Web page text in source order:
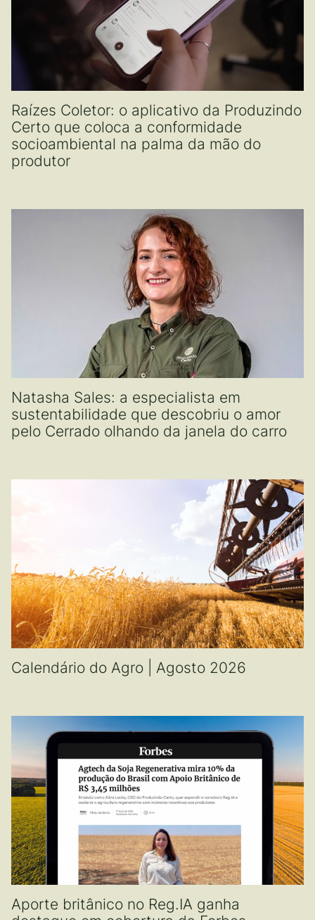
Raízes Coletor: o aplicativo da Produzindo
Certo que coloca a conformidade
socioambiental na palma da mão do
produtor
Natasha Sales: a especialista em
sustentabilidade que descobriu o amor
pelo Cerrado olhando da janela do carro
Calendário do Agro | Agosto 2026
Aporte britânico no Reg.IA ganha